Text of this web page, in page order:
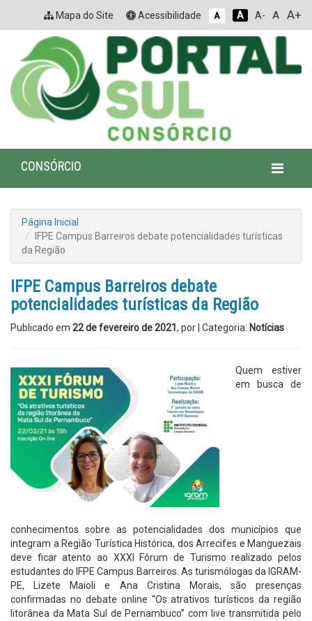
Mapa do Site Acessibilidade A A A- A A+
CONSÓRCIO
Página Inicial
IFPE Campus Barreiros debate potencialidades turísticas
da Região
IFPE Campus Barreiros debate
potencialidades turísticas da Região
Publicado em 22 de fevereiro de 2021 , por | Categoria: Notícias
Quem estiver
em busca de
conhecimentos sobre as potencialidades dos municípios que
integram a Região Turística Histórica, dos Arrecifes e Manguezais
deve ficar atento ao XXXI Fórum de Turismo realizado pelos
estudantes do IFPE Campus Barreiros. As turismólogas da IGRAM-
PE, Lizete Maioli e Ana Cristina Morais, são presenças
confirmadas no debate online “Os atrativos turísticos da região
litorânea da Mata Sul de Pernambuco” com live transmitida pelo